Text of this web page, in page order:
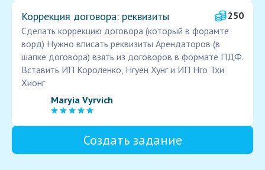
Коррекция договора: реквизиты
250
Сделать коррекцию договора (который в форамте
ворд) Нужно вписать реквизиты Арендаторов (в
шапке договора) взять из договоров в формате ПДФ.
Вставить ИП Короленко, Нгуен Хунг и ИП Нго Тхи
Хионг
Maryia Vyrvich
Создать задание